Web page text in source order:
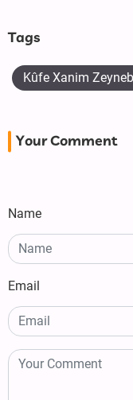
Tags
Kûfe Xanim
Your Comment
Name
Email